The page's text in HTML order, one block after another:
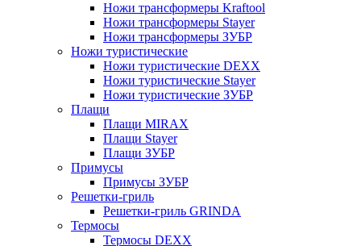
Ножи трансформеры Kraftool
Ножи трансформеры Stayer
Ножи трансформеры ЗУБР
Ножи туристические
Ножи туристические DEXX
Ножи туристические Stayer
Ножи туристические ЗУБР
Плащи
Плащи MIRAX
Плащи Stayer
Плащи ЗУБР
Примусы
Примусы ЗУБР
Решетки-гриль
Решетки-гриль GRINDA
Термосы
Термосы DEXX